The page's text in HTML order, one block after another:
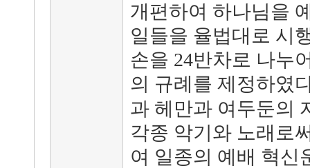
개편하여 하나님을
일들을 율법대로 시
손을 24반차로 나누
의 규례를 제정하였
과 헤만과 여두둔의
각종 악기와 노래로
여 일종의 예배 혁신